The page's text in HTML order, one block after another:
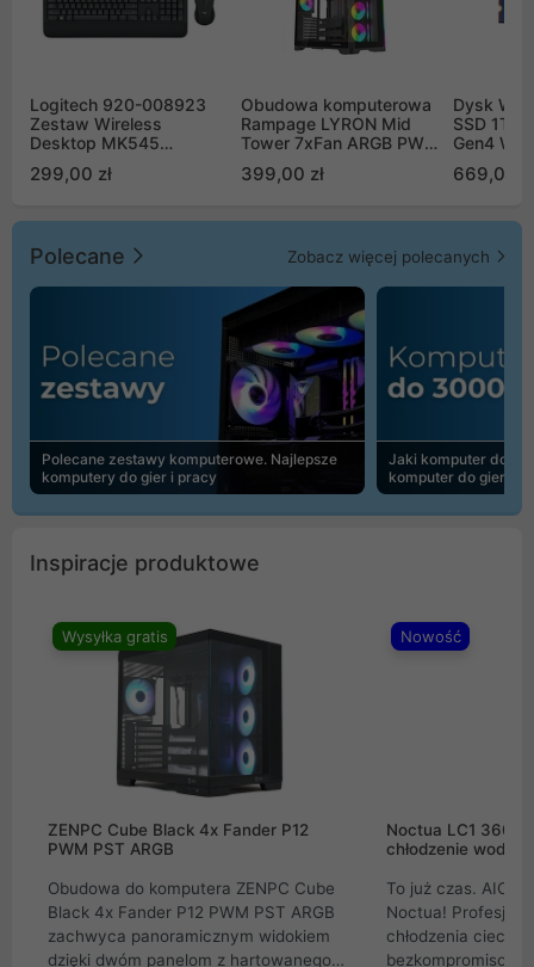
Logitech 920-008923
Zestaw Wireless
Desktop MK545
299,00 zł
Obudowa komputerowa
Rampage LYRON Mid
Tower 7xFan ARGB PWM
399,00 zł
Dysk WD
SSD 1TB
Gen4
669,00
Polecane Zobacz więcej polecanych
Polecane zestawy komputerowe. Najlepsze
komputery do gier i pracy
Jaki komputer do
komputer do gier |
Inspiracje produktowe
Wysyłka gratis
ZENPC Cube Black 4x Fander P12
PWM PST ARGB
Obudowa do komputera ZENPC Cube
Black 4x Fander P12 PWM PST ARGB
zachwyca panoramicznym widokiem
dzięki dwóm panelom z hartowanego
Nowość
Noctua LC1
chłodzenie wodne
To już czas. AIO
Noctua!
chłodzenia cieczą